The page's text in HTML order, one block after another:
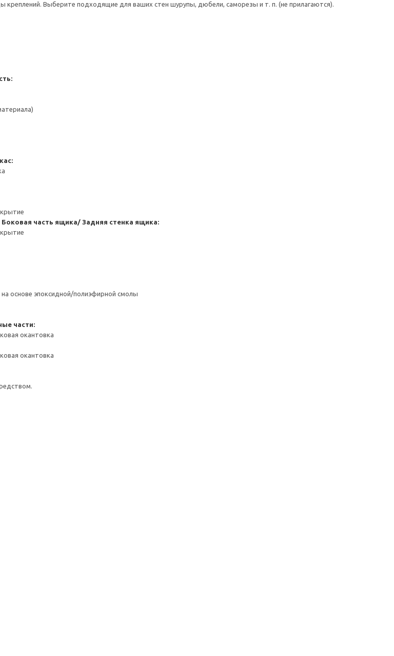
креплений. Выберите подходящие для ваших стен шурупы, дюбели, саморезы и т. п. (не прилагаются).
Боковая часть ящика/ Задняя стенка ящика:
основе эпоксидной/полиэфирной смолы
части:
окантовка
окантовка